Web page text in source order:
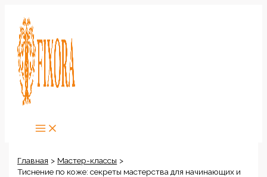
содержимому
Главная
Мастер-классы
Тиснение по коже: секреты мастерства для начинающих и